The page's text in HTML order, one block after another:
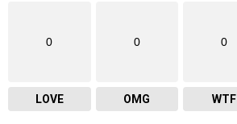
0
LOVE
0
OMG
0
WTF